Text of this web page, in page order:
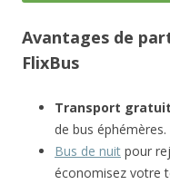
Avantages de
FlixBus
Transport
de bus éphémères.
Bus de nuit pour
économisez votre